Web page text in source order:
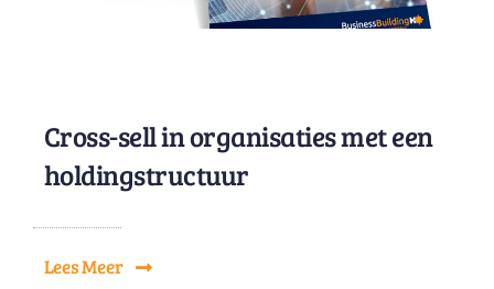
Cross-sell in organisaties met een
holdingstructuur
Lees Meer